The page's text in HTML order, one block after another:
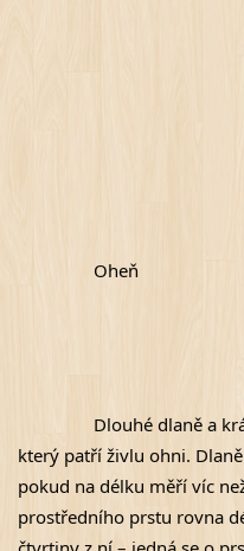
Oheň
Dlouhé dlaně a
který patří živlu ohni.
pokud na délku měří víc
prostředního prstu rovna